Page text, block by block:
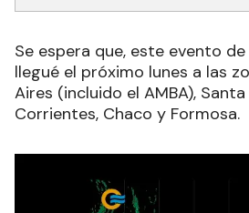
Se espera que, este evento
llegué el próximo lunes a las
Aires (incluido el AMBA), Santa
Corrientes, Chaco y Formosa.